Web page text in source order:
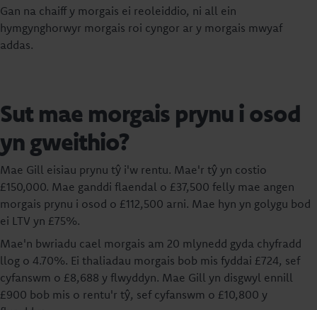
Gan na chaiff y morgais ei reoleiddio, ni all ein
hymgynghorwyr morgais roi cyngor ar y morgais mwyaf
addas.
Sut mae morgais prynu i osod
yn gweithio?
Mae Gill eisiau prynu tŷ i'w rentu. Mae'r tŷ yn costio
£150,000. Mae ganddi flaendal o £37,500 felly mae angen
morgais prynu i osod o £112,500 arni. Mae hyn yn golygu bod
ei LTV yn £75%.
Mae'n bwriadu cael morgais am 20 mlynedd gyda chyfradd
llog o 4.70%. Ei thaliadau morgais bob mis fyddai £724, sef
cyfanswm o £8,688 y flwyddyn. Mae Gill yn disgwyl ennill
£900 bob mis o rentu'r tŷ, sef cyfanswm o £10,800 y